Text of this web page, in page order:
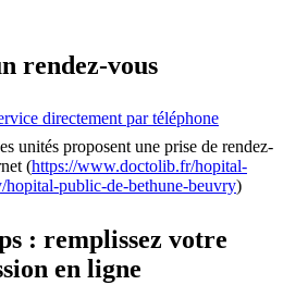
rendez-vous
directement par téléphone
unités proposent une prise de rendez-
(https://www.doctolib.fr/hopital-
public-de-bethune-beuvry)
: remplissez votre
en ligne